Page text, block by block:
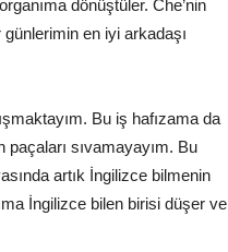
dönüştüler. Che’nin
en iyi arkadaşı
Bu iş hafızama da
sıvamayayım. Bu
artık İngilizce bilmenin
İngilizce bilen birisi düşer ve